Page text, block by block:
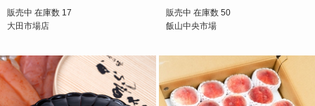
販売中 在庫数 17
大田市場店
販売中 在庫数 50
飯山中央市場